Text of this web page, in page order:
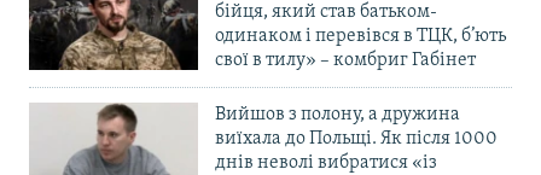
бійця, який став батьком-
одинаком і перевівся в ТЦК, б’ють
свої в тилу» – комбриг Габінет
Вийшов з полону, а дружина
виїхала до Польщі. Як після 1000
днів неволі вибратися «із